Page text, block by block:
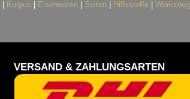
Korpus Eisenwaren Saiten Hilfsstoffe Werkzeugl
VERSAND & ZAHLUNGSARTEN